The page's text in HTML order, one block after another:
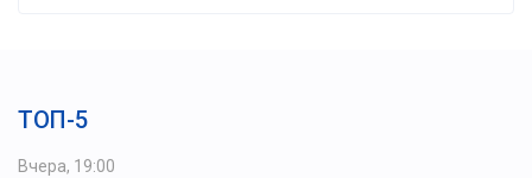
ТОП-5
Вчера, 19:00